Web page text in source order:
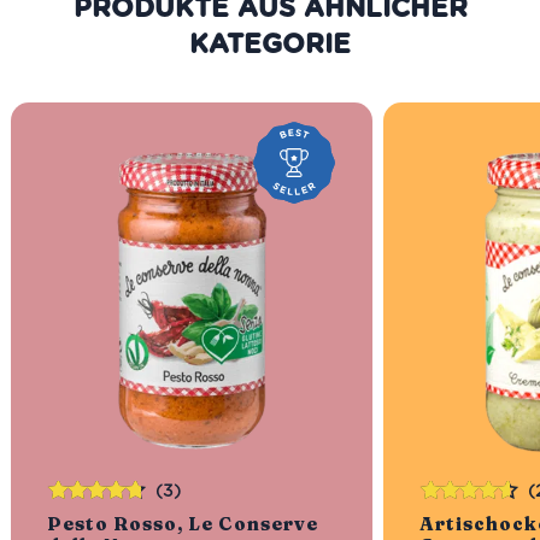
PRODUKTE AUS DER GLEICHEN
KATEGORIE
Pesto Rosso, Le Conserve
(3)
Bewertet
mit4.67
Bewertet
mit4.50